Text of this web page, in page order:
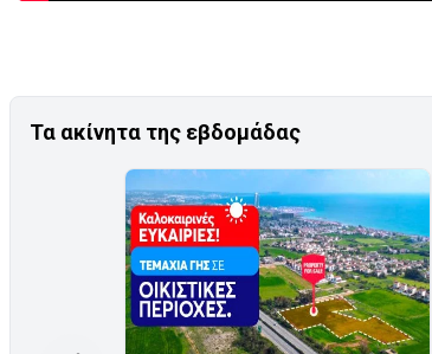
Τα ακίνητα της εβδομάδας